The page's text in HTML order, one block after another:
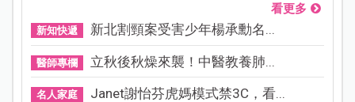
看更多
新知快遞 新北割頸案受害少年楊承勳名...
醫師專欄 立秋後秋燥來襲！中醫教養肺...
名人家庭 Janet謝怡芬虎媽模式禁3C，看...